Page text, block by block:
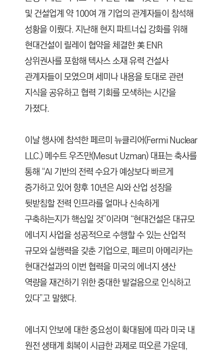
및 건설업계 약 100여 개 기업의 관계자들이 참석해
성황을 이뤘다. 지난해 현지 파트너십 강화를 위해
현대건설이 릴레이 협약을 체결한 美 ENR
상위권사를 포함해 텍사스 소재 유력 건설사
관계자들이 모였으며 세미나 내용을 토대로 관련
지식을 공유하고 협력 기회를 모색하는 시간을
가졌다.
이날 행사에 참석한 페르미 뉴클리어(Fermi Nuclear
LLC.) 메수트 우즈만(Mesut Uzman) 대표는 축사를
통해 “AI 기반의 전력 수요가 예상보다 빠르게
증가하고 있어 향후 10년은 AI와 산업 성장을
뒷받침할 전력 인프라를 얼마나 신속하게
구축하는지가 핵심일 것”이라며 “현대건설은 대규모
에너지 사업을 성공적으로 수행할 수 있는 산업적
규모와 실행력을 갖춘 기업으로, 페르미 아메리카는
현대건설과의 이번 협력을 미국의 에너지 생산
역량을 재건하기 위한 중대한 발걸음으로 인식하고
있다”고 말했다.
에너지 안보에 대한 중요성이 확대됨에 따라 미국 내
원전 생태계 회복이 시급한 과제로 떠오른 가운데,